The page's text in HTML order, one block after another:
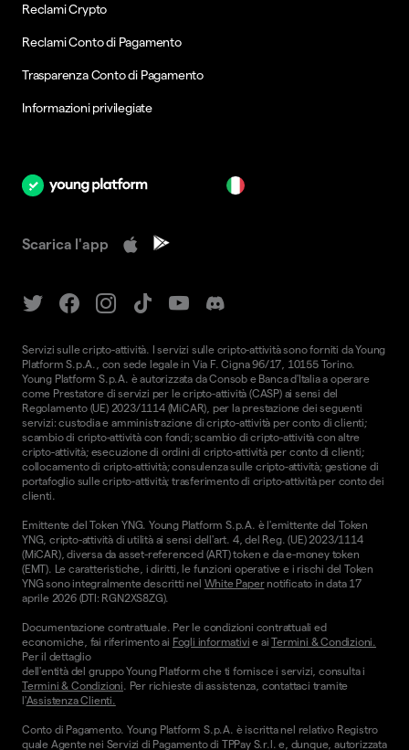
Reclami Crypto
Reclami Conto di Pagamento
Trasparenza Conto di Pagamento
Informazioni privilegiate
Scarica l'app
Servizi sulle cripto-attività. I servizi sulle cripto-attività sono forniti da Young
Platform S.p.A., con sede legale in Via F. Cigna 96/17, 10155 Torino.
Young Platform S.p.A. è autorizzata da Consob e Banca d'Italia a operare
come Prestatore di servizi per le cripto-attività (CASP) ai sensi del
Regolamento (UE) 2023/1114 (MiCAR), per la prestazione dei seguenti
servizi: custodia e amministrazione di cripto-attività per conto di clienti;
scambio di cripto-attività con fondi; scambio di cripto-attività con altre
cripto-attività; esecuzione di ordini di cripto-attività per conto di clienti;
collocamento di cripto-attività; consulenza sulle cripto-attività; gestione di
portafoglio sulle cripto-attività; trasferimento di cripto-attività per conto dei
clienti.
Emittente del Token YNG. Young Platform S.p.A. è l'emittente del Token
YNG, cripto-attività di utilità ai sensi dell'art. 4, del Reg. (UE) 2023/1114
(MiCAR), diversa da asset-referenced (ART) token e da e-money token
(EMT). Le caratteristiche, i diritti, le funzioni operative e i rischi del Token
YNG sono integralmente descritti nel White Papernotificato in data 17
aprile 2026 (DTI: RGN2XS8ZG).
Documentazione contrattuale. Per le condizioni contrattuali ed
economiche, fai riferimento ai Fogli informativi e aiTermini & Condizioni.
Per il dettaglio
dell'entità del gruppo Young Platform che ti fornisce i servizi, consulta i
Termini & Condizioni. Per richieste di assistenza, contattaci tramite
l'Assistenza Clienti.
Conto di Pagamento. Young Platform S.p.A. è iscritta nel relativo Registro
quale Agente nei Servizi di Pagamento di TPPay S.r.l. e, dunque, autorizzata